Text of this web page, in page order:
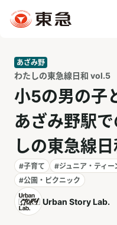
あざみ野
わたしの東急線日和 vol.5
小5の男の子
あざみ野駅
しの東急線日
#子育て #ジュニア・ティー
#公園・ピクニック
Urban Story Lab.